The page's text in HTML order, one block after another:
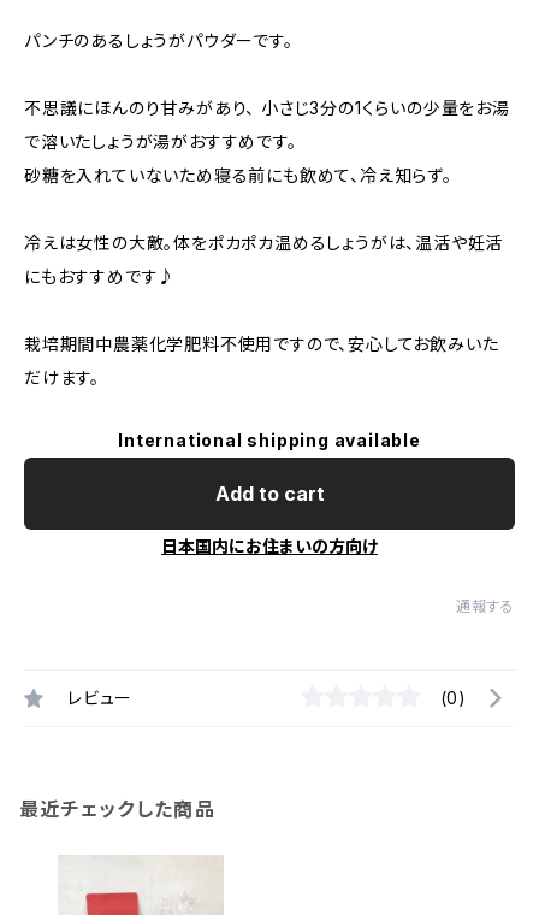
パンチのあるしょうがパウダーです。
不思議にほんのり甘みがあり、 小さじ3分の1くらいの少量をお湯
で溶いたしょうが湯がおすすめです。
砂糖を入れていないため寝る前にも飲めて、冷え知らず。
冷えは女性の大敵。体をポカポカ温めるしょうがは、温活や妊活
にもおすすめです♪
栽培期間中農薬化学肥料不使用ですので、安心してお飲みいた
だけます。
International shipping available
Add to cart
日本国内にお住まいの方向け
通報する
レビュー (0)
最近チェックした商品